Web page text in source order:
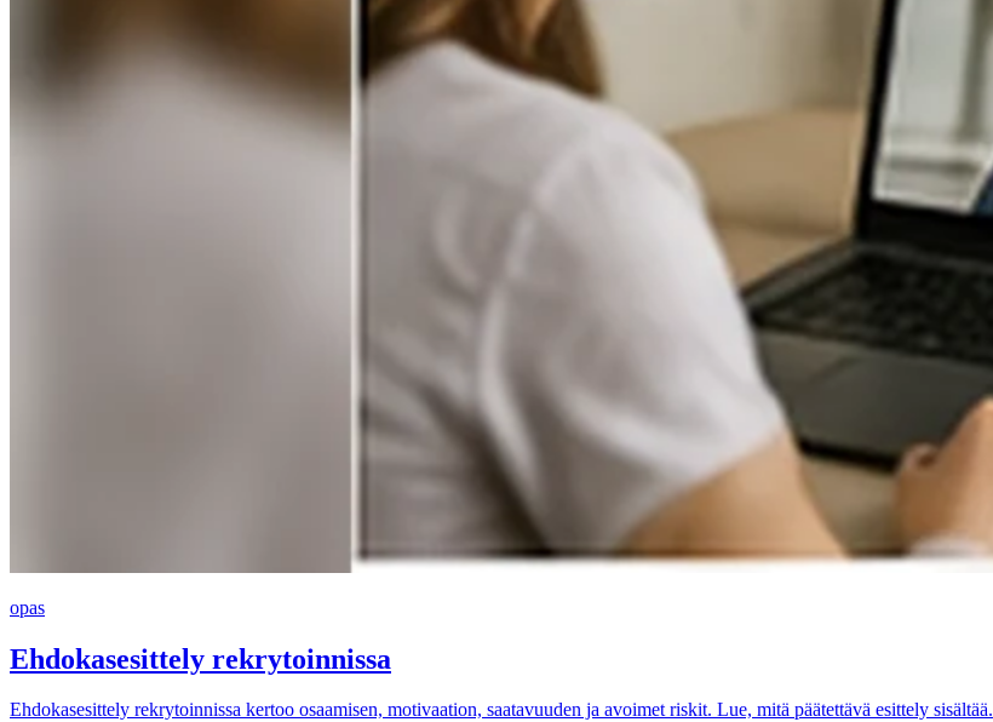
opas
Ehdokasesittely rekrytoinnissa
Ehdokasesittely rekrytoinnissa kertoo osaamisen, motivaation, saatavuuden ja avoimet riskit. Lue, mitä päätettävä esittely sisältää.